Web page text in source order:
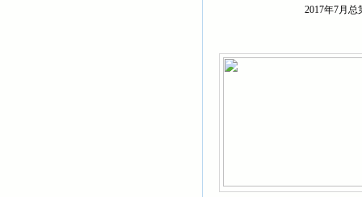
2017年7月总